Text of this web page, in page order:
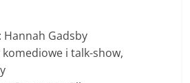
Hannah Gadsby
i talk-show,